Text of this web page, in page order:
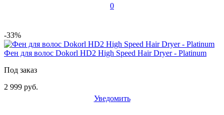
0
-33%
Фен для волос Dokorl HD2 High Speed Hair Dryer - Platinum
Под заказ
2 999 руб.
Уведомить